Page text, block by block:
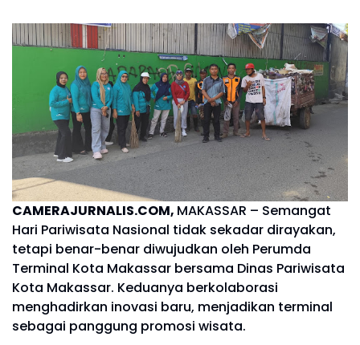
CAMERAJURNALIS.COM, MAKASSAR – Semangat
Hari Pariwisata Nasional tidak sekadar dirayakan,
tetapi benar-benar diwujudkan oleh Perumda
Terminal Kota Makassar bersama Dinas Pariwisata
Kota Makassar. Keduanya berkolaborasi
menghadirkan inovasi baru, menjadikan terminal
sebagai panggung promosi wisata.